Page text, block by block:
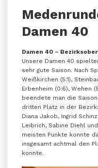
Damen 40
Damen 40 –
Unsere Damen 40
sehr gute Saison. Nach
Weißkirchen (5:1),
Erbenheim (0:6), Wehen
beendete man die
dritten Platz in der
Diana Jakob, Ingrid
Leibrich, Sabine Diehl
meisten Punkte konnte
insgesamt achtmal den
konnte.